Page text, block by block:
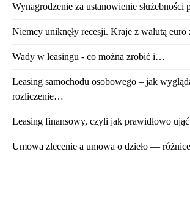
Wynagrodzenie za ustanowienie służebności
Niemcy uniknęły recesji. Kraje z walutą euro
Wady w leasingu - co można zrobić i…
Leasing samochodu osobowego – jak
rozliczenie…
Leasing finansowy, czyli jak prawidłowo
Umowa zlecenie a umowa o dzieło —